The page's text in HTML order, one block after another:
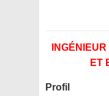
ET
Profil